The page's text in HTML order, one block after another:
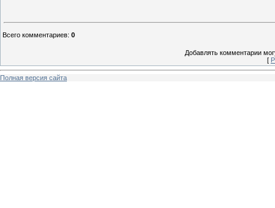
Всего комментариев: 0
Добавлять комментарии
[
Полная версия сайта